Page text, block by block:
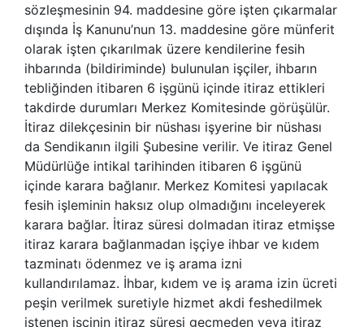
sözleşmesinin 94. maddesine göre işten çıkarmalar
dışında İş Kanunu’nun 13. maddesine göre münferit
olarak işten çıkarılmak üzere kendilerine fesih
ihbarında (bildiriminde) bulunulan işçiler, ihbarın
tebliğinden itibaren 6 işgünü içinde itiraz ettikleri
takdirde durumları Merkez Komitesinde görüşülür.
İtiraz dilekçesinin bir nüshası işyerine bir nüshası
da Sendikanın ilgili Şubesine verilir. Ve itiraz Genel
Müdürlüğe intikal tarihinden itibaren 6 işgünü
içinde karara bağlanır. Merkez Komitesi yapılacak
fesih işleminin haksız olup olmadığını inceleyerek
karara bağlar. İtiraz süresi dolmadan itiraz etmişse
itiraz karara bağlanmadan işçiye ihbar ve kıdem
tazminatı ödenmez ve iş arama izni
kullandırılamaz. İhbar, kıdem ve iş arama izin ücreti
peşin verilmek suretiyle hizmet akdi feshedilmek
istenen işçinin itiraz süresi geçmeden veya itiraz